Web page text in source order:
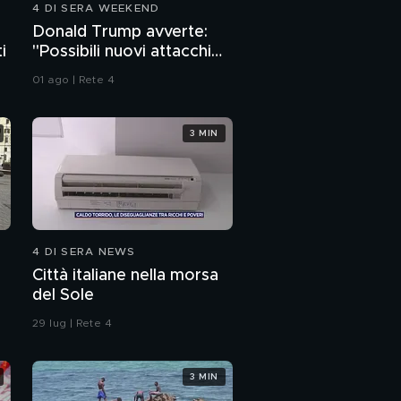
Ladri di case: ecco chi
è l'abusiva che occupa
irregolari
Ladri di case
Ladri di case: perchè
Taranto
4 DI SERA WEEKEND
Donald Trump avverte:
"Possibili nuovi attacchi
all'Iran"
01 ago | Rete 4
4 DI SERA NEWS
Città italiane nella morsa
del Sole
29 lug | Rete 4
3 MIN
3 MIN